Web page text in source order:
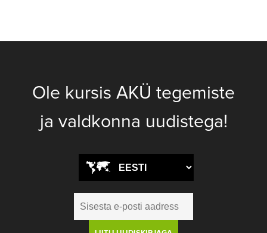
Ole kursis AKÜ tegemiste
ja valdkonna uudistega!